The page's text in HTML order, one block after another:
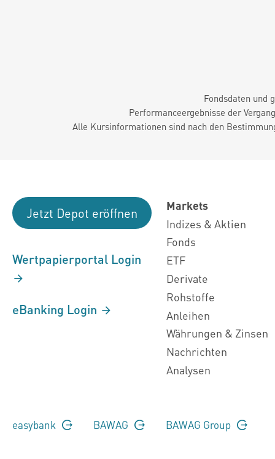
Fondsdaten und
Performanceergebnisse der
Alle Kursinformationen sind nach den
Jetzt Depot eröffnen
Wertpapierportal Login
eBanking Login
Markets
Indizes & Aktien
Fonds
ETF
Derivate
Rohstoffe
Anleihen
Währungen & Zinsen
Nachrichten
Analysen
easybank BAWAG BAWAG Group